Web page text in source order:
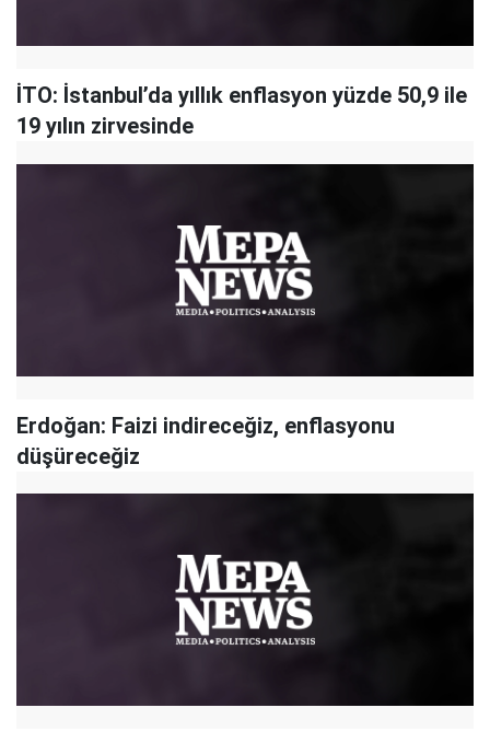
İTO: İstanbul’da yıllık enflasyon yüzde 50,9 ile
19 yılın zirvesinde
Erdoğan: Faizi indireceğiz, enflasyonu
düşüreceğiz